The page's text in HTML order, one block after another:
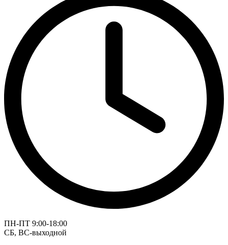
ПН-ПТ 9:00-18:00
СБ, ВС-выходной